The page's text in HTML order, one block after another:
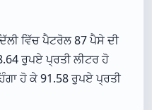
ਵਿੱਚ ਪੈਟਰੋਲ 87 ਪੈਸੇ ਦੀ
ਰੁਪਏ ਪ੍ਰਤੀ ਲੀਟਰ ਹੋ
ਹੋ ਕੇ 91.58 ਰੁਪਏ ਪ੍ਰਤੀ